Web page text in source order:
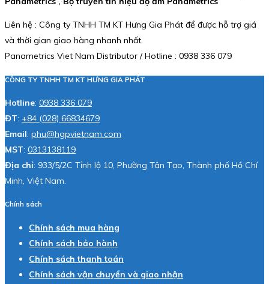
Liên hệ : Công ty TNHH TM KT Hưng Gia Phát để được hỗ trợ giá
và thời gian giao hàng nhanh nhất.
Panametrics Viet Nam Distributor / Hotline : 0938 336 079
CÔNG TY TNHH TM KT HƯNG GIA PHÁT
Hotline: 0938 336 079
ĐT: +84 (028) 66834679
Email: phu@hgpvietnam.com
MST: 0313138119
Địa chỉ: 933/5/2C Tỉnh lộ 10, Phường Tân Tạo, Thành phố Hồ Chí
Minh, Việt Nam.
Chính sách
Chính sách mua hàng
Chính sách bảo hành
Chính sách thanh toán
Chính sách vận chuyển và giao nhận